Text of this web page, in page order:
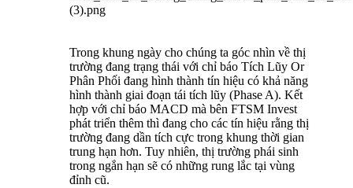
Trong khung ngày cho chúng ta góc nhìn về thị
trường đang trạng thái với chỉ báo Tích Lũy Or
Phân Phối đang hình thành tín hiệu có khả năng
hình thành giai đoạn tái tích lũy (Phase A). Kết
hợp với chỉ báo MACD mà bên FTSM Invest
phát triển thêm thì đang cho các tín hiệu rằng thị
trường đang dần tích cực trong khung thời gian
trung hạn hơn. Tuy nhiên, thị trường phái sinh
trong ngắn hạn sẽ có những rung lắc tại vùng
đỉnh cũ.